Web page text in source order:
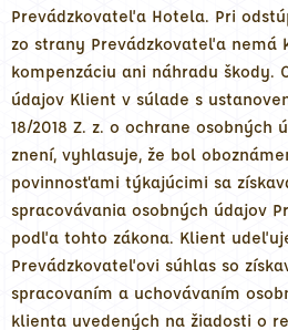
Prevádzkovateľa Hotela. Pri
zo strany Prevádzkovateľa nemá
kompenzáciu ani náhradu škody.
údajov Klient v súlade s
18/2018 Z. z. o ochrane osobných
znení, vyhlasuje, že bol
povinnosťami týkajúcimi sa
spracovávania osobných údajov
podľa tohto zákona. Klient
Prevádzkovateľovi súhlas so
spracovaním a uchovávaním
klienta uvedených na žiadosti o